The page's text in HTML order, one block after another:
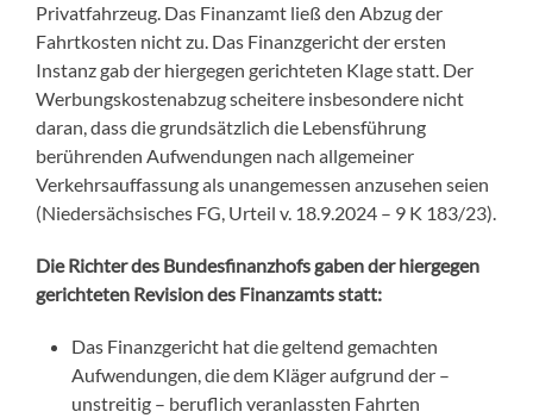
Privatfahrzeug. Das Finanzamt ließ den Abzug der
Fahrtkosten nicht zu. Das Finanzgericht der ersten
Instanz gab der hiergegen gerichteten Klage statt. Der
Werbungskostenabzug scheitere insbesondere nicht
daran, dass die grundsätzlich die Lebensführung
berührenden Aufwendungen nach allgemeiner
Verkehrsauffassung als unangemessen anzusehen seien
(Niedersächsisches FG, Urteil v. 18.9.2024 – 9 K 183/23).
Die Richter des Bundesfinanzhofs gaben der hiergegen
gerichteten Revision des Finanzamts statt:
Das Finanzgericht hat die geltend gemachten
Aufwendungen, die dem Kläger aufgrund der –
unstreitig – beruflich veranlassten Fahrten